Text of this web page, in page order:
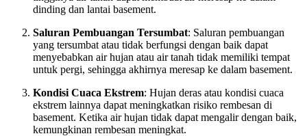
dinding dan lantai basement.
Saluran Pembuangan Tersumbat: Saluran pembuangan
yang tersumbat atau tidak berfungsi dengan baik dapat
menyebabkan air hujan atau air tanah tidak memiliki tempat
untuk pergi, sehingga akhirnya meresap ke dalam basement.
Kondisi Cuaca Ekstrem: Hujan deras atau kondisi cuaca
ekstrem lainnya dapat meningkatkan risiko rembesan di
basement. Ketika air hujan tidak dapat mengalir dengan baik,
kemungkinan rembesan meningkat.